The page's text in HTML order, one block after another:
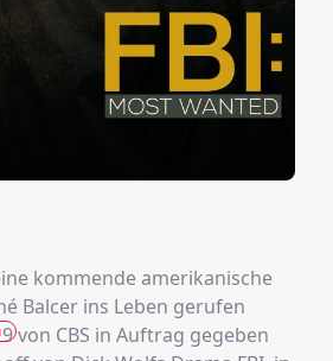
kommende amerikanische
Balcer ins Leben gerufen
von CBS in Auftrag gegeben